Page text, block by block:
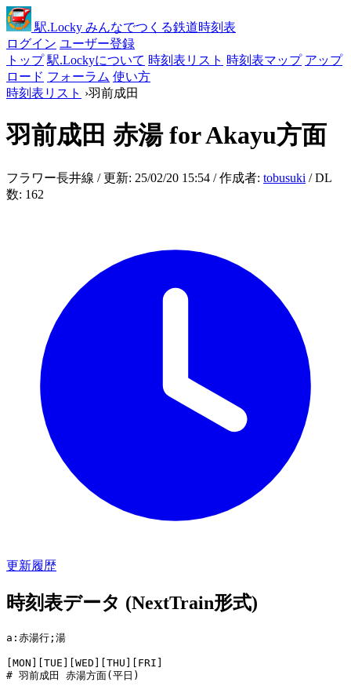
駅.Locky みんなでつくる鉄道時刻表
ログイン ユーザー登録
トップ 駅.Lockyについて 時刻表リスト 時刻表マップ アップ
ロード フォーラム 使い方
時刻表リスト ›羽前成田
羽前成田 赤湯 for Akayu方面
フラワー長井線 / 更新: 25/02/20 15:54 / 作成者: tobusuki / DL
数: 162
更新履歴
時刻表データ (NextTrain形式)
a:赤湯行;湯
[MON][TUE][WED][THU][FRI]
# 羽前成田 赤湯方面(平日)